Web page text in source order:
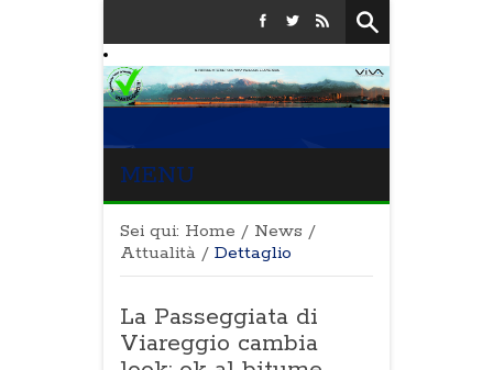
MENU
Sei qui: Home / News /
Attualità / Dettaglio
La Passeggiata di
Viareggio cambia